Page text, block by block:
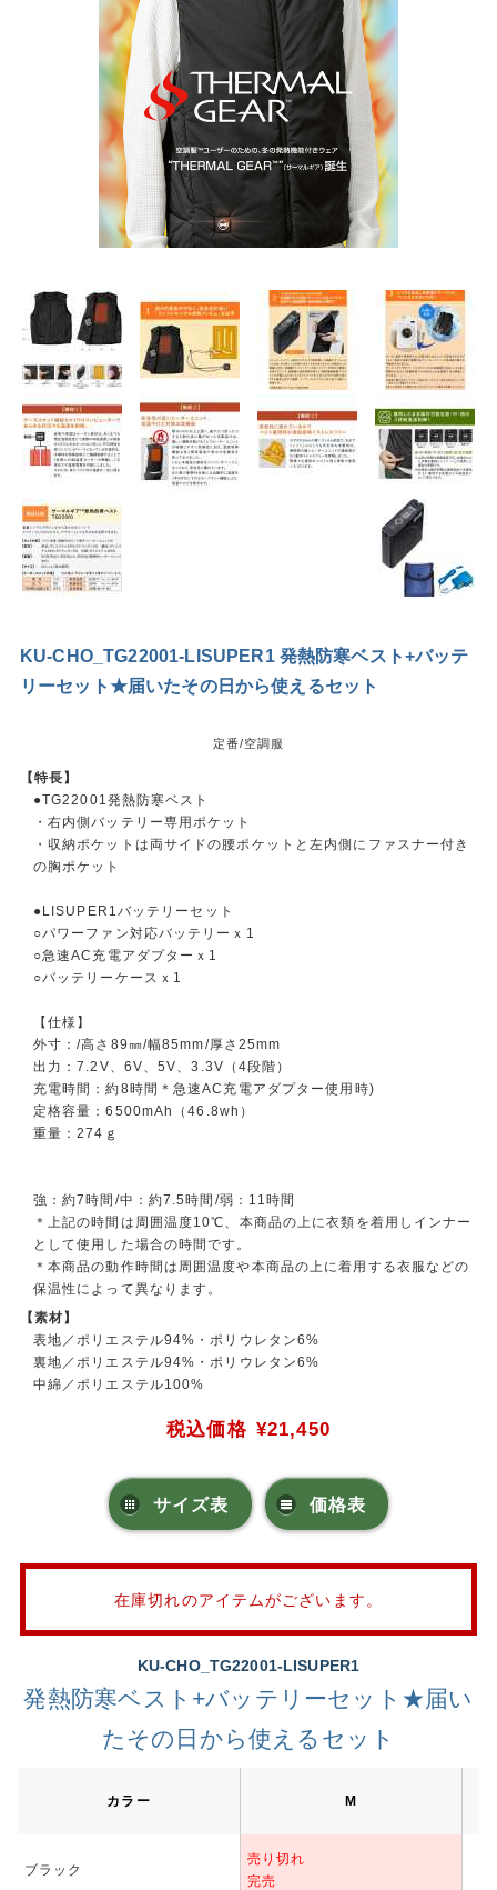
KU-CHO_TG22001-LISUPER1 発熱防寒ベスト+バッテ
リーセット★届いたその日から使えるセット
定番/空調服
【特長】
●TG22001発熱防寒ベスト
・右内側バッテリー専用ポケット
・収納ポケットは両サイドの腰ポケットと左内側にファスナー付き
の胸ポケット
●LISUPER1バッテリーセット
○パワーファン対応バッテリーｘ1
○急速AC充電アダプターｘ1
○バッテリーケースｘ1
【仕様】
外寸：/高さ89㎜/幅85mm/厚さ25mm
出力：7.2V、6V、5V、3.3V（4段階）
充電時間：約8時間＊急速AC充電アダプター使用時)
定格容量：6500mAh（46.8wh）
重量：274ｇ
強：約7時間/中：約7.5時間/弱：11時間
＊上記の時間は周囲温度10℃、本商品の上に衣類を着用しインナー
として使用した場合の時間です。
＊本商品の動作時間は周囲温度や本商品の上に着用する衣服などの
保温性によって異なります。
【素材】
表地／ポリエステル94%・ポリウレタン6%
裏地／ポリエステル94%・ポリウレタン6%
中綿／ポリエステル100%
税込価格 ¥21,450
サイズ表 価格表
在庫切れのアイテムがございます。
KU-CHO_TG22001-LISUPER1
発熱防寒ベスト+バッテリーセット★届い
たその日から使えるセット
カラー M
ブラック
売り切れ
完売